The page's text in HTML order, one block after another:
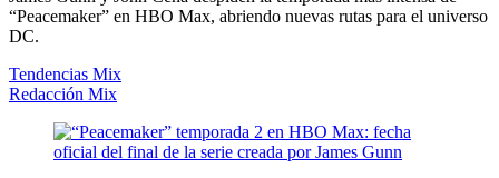
“Peacemaker” en HBO Max, abriendo nuevas rutas para el universo
DC.
Tendencias Mix
Redacción Mix